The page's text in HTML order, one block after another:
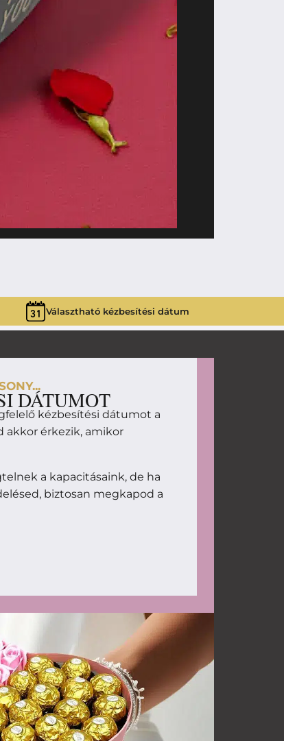
Választható kézbesítési dátum
DÁTUMOT
kézbesítési dátumot a
akkor érkezik, amikor
a kapacitásaink, de ha
biztosan megkapod a